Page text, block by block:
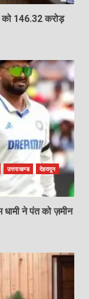
को 146.32 करोड़
उत्तराखण्ड
देहरादून
ने पंत को ज़मीन